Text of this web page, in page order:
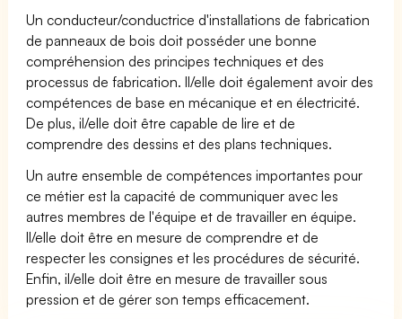
Un conducteur/conductrice d'installations de fabrication
de panneaux de bois doit posséder une bonne
compréhension des principes techniques et des
processus de fabrication. Il/elle doit également avoir des
compétences de base en mécanique et en électricité.
De plus, il/elle doit être capable de lire et de
comprendre des dessins et des plans techniques.
Un autre ensemble de compétences importantes pour
ce métier est la capacité de communiquer avec les
autres membres de l'équipe et de travailler en équipe.
Il/elle doit être en mesure de comprendre et de
respecter les consignes et les procédures de sécurité.
Enfin, il/elle doit être en mesure de travailler sous
pression et de gérer son temps efficacement.